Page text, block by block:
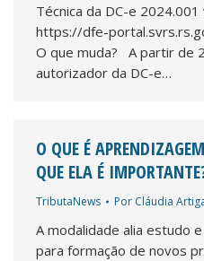
Técnica da DC-e
https://dfe-
O que muda? A partir de
autorizador da DC-e…
O QUE É
QUE ELA É
TributaNews Por Cláudia
A modalidade alia estudo
para formação de novos